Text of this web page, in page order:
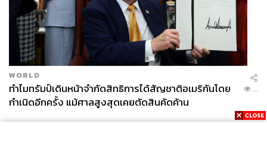
WORLD
ทำไมทรัมป์เดินหน้าจำกัดสิทธิการได้สัญชาติอเมริกันโดย
กำเนิดอีกครั้ง แม้ศาลสูงสุดเคยตัดสินคัดค้าน
...